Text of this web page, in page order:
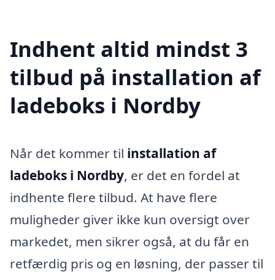
Indhent altid mindst 3
tilbud på installation af
ladeboks i Nordby
Når det kommer til installation af
ladeboks i Nordby, er det en fordel at
indhente flere tilbud. At have flere
muligheder giver ikke kun oversigt over
markedet, men sikrer også, at du får en
retfærdig pris og en løsning, der passer til